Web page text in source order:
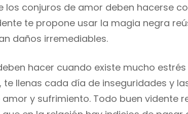
los conjuros de amor deben hacerse
te propone usar la magia negra
daños irremediables.
hacer cuando existe mucho
llenas cada día de inseguridades y
y sufrimiento. Todo buen vidente